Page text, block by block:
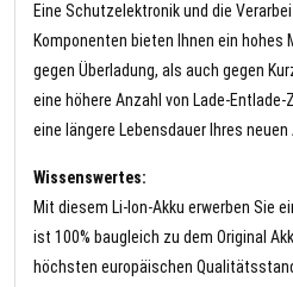
Eine Schutzelektronik und die
Komponenten bieten Ihnen ein hohes
gegen Überladung, als auch gegen
eine höhere Anzahl von Lade-
eine längere Lebensdauer Ihres neuen
Wissenswertes:
Mit diesem Li-Ion-Akku erwerben Sie
ist 100% baugleich zu dem Original
höchsten europäischen